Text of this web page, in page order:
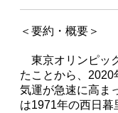
＜要約・概要＞
東京オリンピッ
たことから、2020
気運が急速に高ま
は1971年の西日暮